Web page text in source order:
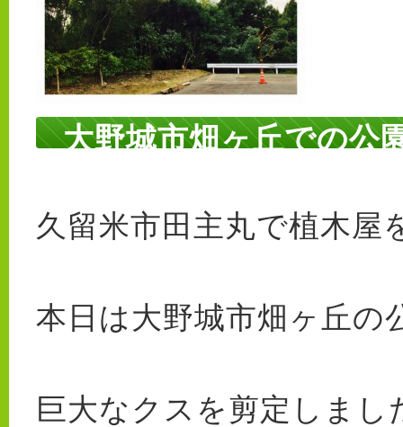
大野城市畑ヶ丘での公
久留米市田主丸で植木屋
本日は大野城市畑ヶ丘の
巨大なクスを剪定しまし